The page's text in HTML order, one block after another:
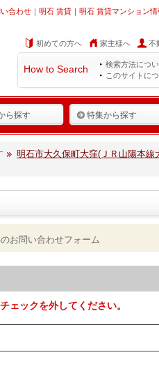
合わせ｜明石 賃貸｜明石 賃貸マンション
初めての方へ 家主様へ 不
How to Search 検索方法につ
このサイトに
ら探す 特集から探す
明石市大久保町大窪(ＪＲ山陽本
お問い合わせフォーム
ェックを外してください。